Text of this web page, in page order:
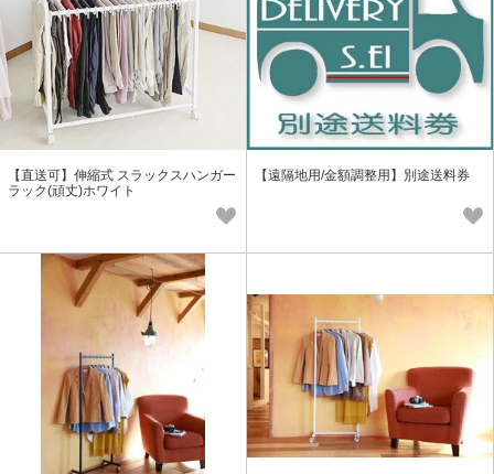
【直送可】伸縮式 スラックスハンガー
ラック(頑丈)ホワイト
【遠隔地用/金額調整用】別途送料券